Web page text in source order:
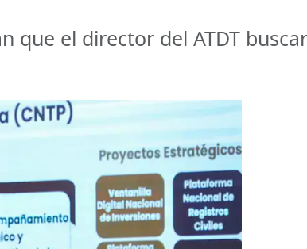
que el director del ATDT